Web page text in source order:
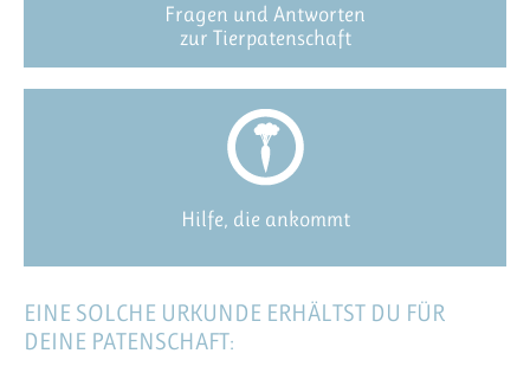
Fragen und Antworten
zur Tierpatenschaft
Hilfe, die ankommt
EINE SOLCHE URKUNDE ERHÄLTST DU FÜR
DEINE PATENSCHAFT: